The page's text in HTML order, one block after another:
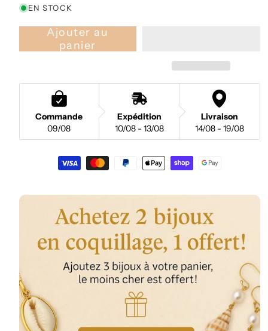
EN STOCK
Ajouter au
panier
Commande
09/08
Expédition
10/08 - 13/08
Livraison
14/08 - 19/08